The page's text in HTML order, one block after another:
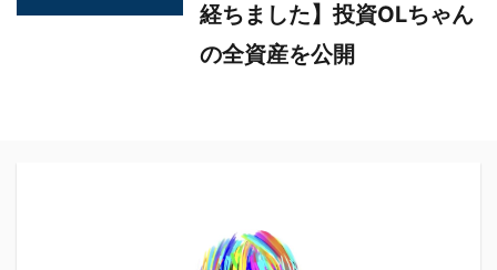
経ちました】投資OLちゃん
の全資産を公開